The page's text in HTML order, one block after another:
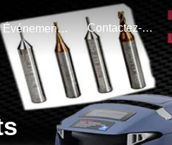
Événements Contactez-Nous